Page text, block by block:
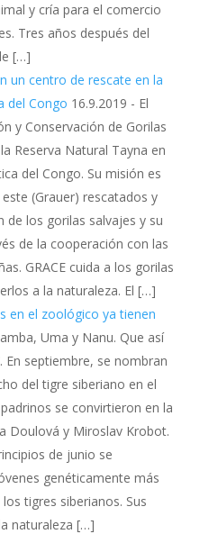
y cría para el comercio
Tres años después del
[…]
un centro de rescate en la
del Congo 16.9.2019 - El
y Conservación de Gorilas
Reserva Natural Tayna en
del Congo. Su misión es
(Grauer) rescatados y
de los gorilas salvajes y su
de la cooperación con las
GRACE cuida a los gorilas
a la naturaleza. El […]
en el zoológico ya tienen
Uma y Nanu. Que así
En septiembre, se nombran
del tigre siberiano en el
se convirtieron en la
Doulová y Miroslav Krobot.
de junio se
genéticamente más
tigres siberianos. Sus
naturaleza […]